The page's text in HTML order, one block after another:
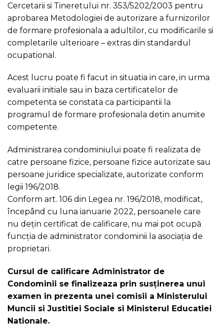
Cercetarii si Tineretului nr. 353/5202/2003 pentru
aprobarea Metodologiei de autorizare a furnizorilor
de formare profesionala a adultilor, cu modificarile si
completarile ulterioare – extras din standardul
ocupational.
Acest lucru poate fi facut in situatia in care, in urma
evaluarii initiale sau in baza certificatelor de
competenta se constata ca participantii la
programul de formare profesionala detin anumite
competente.
Administrarea condominiului poate fi realizata de
catre persoane fizice, persoane fizice autorizate sau
persoane juridice specializate, autorizate conform
legii 196/2018.
Conform art. 106 din Legea nr. 196/2018, modificat,
începând cu luna ianuarie 2022, persoanele care
nu dețin certificat de calificare, nu mai pot ocupă
funcția de administrator condominii la asociația de
proprietari.
Cursul de calificare Administrator de
Condominii se finalizeaza prin susţinerea unui
examen in prezenta unei comisii a Ministerului
Muncii si Justitiei Sociale si Ministerul Educatiei
Nationale.